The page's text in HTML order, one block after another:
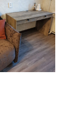
и
виде